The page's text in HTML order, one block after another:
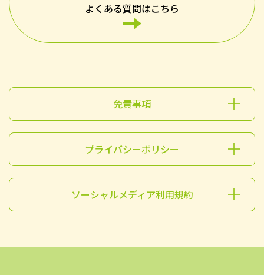
よくある質問はこちら
免責事項
プライバシーポリシー
ソーシャルメディア利用規約